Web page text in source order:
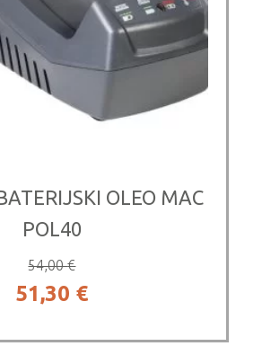
OLEO MAC
POL40
54,00€
Izvirna
51,30 €Trenutna